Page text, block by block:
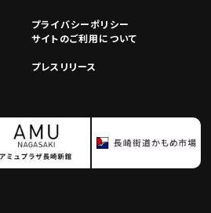
プライバシーポリシー
サイトのご利用について
プレスリリース